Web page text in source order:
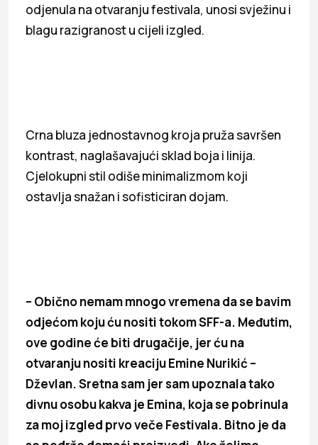
odjenula na otvaranju festivala, unosi svježinu i
blagu razigranost u cijeli izgled.
Crna bluza jednostavnog kroja pruža savršen
kontrast, naglašavajući sklad boja i linija.
Cjelokupni stil odiše minimalizmom koji
ostavlja snažan i sofisticiran dojam.
– Obično nemam mnogo vremena da se bavim
odjećom koju ću nositi tokom SFF-a. Međutim,
ove godine će biti drugačije, jer ću na
otvaranju nositi kreaciju Emine Nurikić –
Dževlan. Sretna sam jer sam upoznala tako
divnu osobu kakva je Emina, koja se pobrinula
za moj izgled prvo veče Festivala. Bitno je da